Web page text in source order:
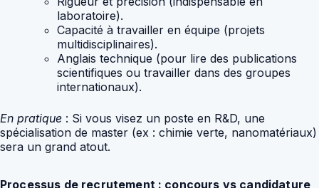
laboratoire).
Capacité à travailler en équipe (projets
multidisciplinaires).
Anglais technique (pour lire des publications
scientifiques ou travailler dans des groupes
internationaux).
En pratique : Si vous visez un poste en R&D, une
spécialisation de master (ex : chimie verte, nanomatériaux)
sera un grand atout.
Processus de recrutement : concours vs candidature